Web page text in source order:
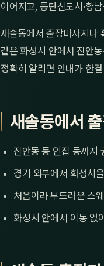
이어지고, 동탄신도시·향
새솔동에서 출장마사지나
같은 화성시 안에서 진안
정확히 알리면 안내가 한
새솔동에서
진안동 등 인접 동까지
경기 외부에서 화성시
처음이라 부드러운 스
화성시 안에서 이동 없